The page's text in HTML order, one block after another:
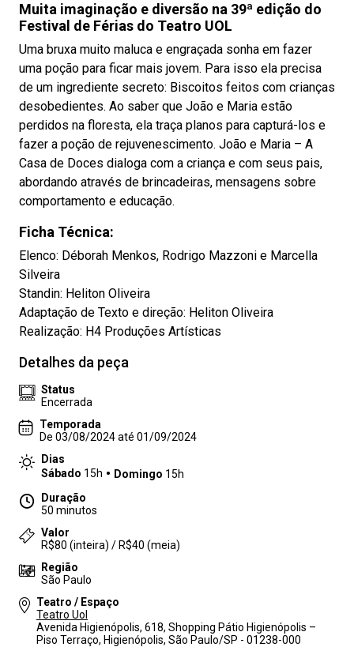
Muita imaginação e diversão na 39ª edição do
Festival de Férias do Teatro UOL
Uma bruxa muito maluca e engraçada sonha em fazer
uma poção para ficar mais jovem. Para isso ela precisa
de um ingrediente secreto: Biscoitos feitos com crianças
desobedientes. Ao saber que João e Maria estão
perdidos na floresta, ela traça planos para capturá-los e
fazer a poção de rejuvenescimento. João e Maria – A
Casa de Doces dialoga com a criança e com seus pais,
abordando através de brincadeiras, mensagens sobre
comportamento e educação.
Ficha Técnica:
Elenco: Déborah Menkos, Rodrigo Mazzoni e Marcella
Silveira
Standin: Heliton Oliveira
Adaptação de Texto e direção: Heliton Oliveira
Realização: H4 Produções Artísticas
Detalhes da peça
Status
Encerrada
Temporada
De 03/08/2024 até 01/09/2024
Dias
Sábado 15h Domingo 15h
Duração
50 minutos
Valor
R$80 (inteira) / R$40 (meia)
Região
São Paulo
Teatro / Espaço
Teatro Uol
Avenida Higienópolis, 618, Shopping Pátio Higienópolis –
Piso Terraço, Higienópolis, São Paulo/SP - 01238-000